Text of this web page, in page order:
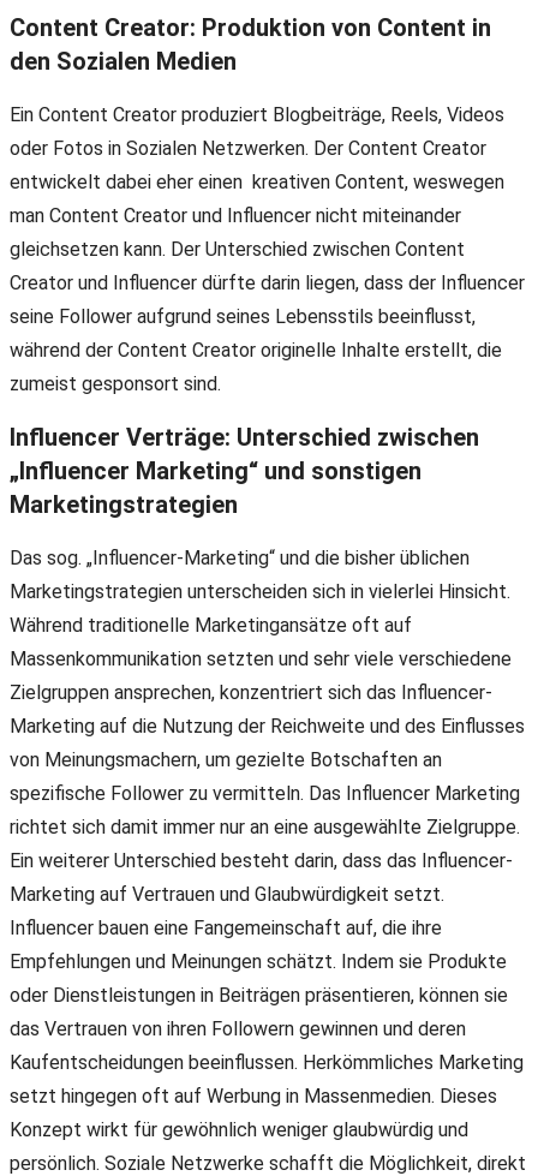
Content Creator: Produktion von Content in
den Sozialen Medien
Ein Content Creator produziert Blogbeiträge, Reels, Videos
oder Fotos in Sozialen Netzwerken. Der Content Creator
entwickelt dabei eher einen kreativen Content, weswegen
man Content Creator und Influencer nicht miteinander
gleichsetzen kann. Der Unterschied zwischen Content
Creator und Influencer dürfte darin liegen, dass der Influencer
seine Follower aufgrund seines Lebensstils beeinflusst,
während der Content Creator originelle Inhalte erstellt, die
zumeist gesponsort sind.
Influencer Verträge: Unterschied zwischen
„Influencer Marketing“ und sonstigen
Marketingstrategien
Das sog. „Influencer-Marketing“ und die bisher üblichen
Marketingstrategien unterscheiden sich in vielerlei Hinsicht.
Während traditionelle Marketingansätze oft auf
Massenkommunikation setzten und sehr viele verschiedene
Zielgruppen ansprechen, konzentriert sich das Influencer-
Marketing auf die Nutzung der Reichweite und des Einflusses
von Meinungsmachern, um gezielte Botschaften an
spezifische Follower zu vermitteln. Das Influencer Marketing
richtet sich damit immer nur an eine ausgewählte Zielgruppe.
Ein weiterer Unterschied besteht darin, dass das Influencer-
Marketing auf Vertrauen und Glaubwürdigkeit setzt.
Influencer bauen eine Fangemeinschaft auf, die ihre
Empfehlungen und Meinungen schätzt. Indem sie Produkte
oder Dienstleistungen in Beiträgen präsentieren, können sie
das Vertrauen von ihren Followern gewinnen und deren
Kaufentscheidungen beeinflussen. Herkömmliches Marketing
setzt hingegen oft auf Werbung in Massenmedien. Dieses
Konzept wirkt für gewöhnlich weniger glaubwürdig und
persönlich. Soziale Netzwerke schafft die Möglichkeit, direkt